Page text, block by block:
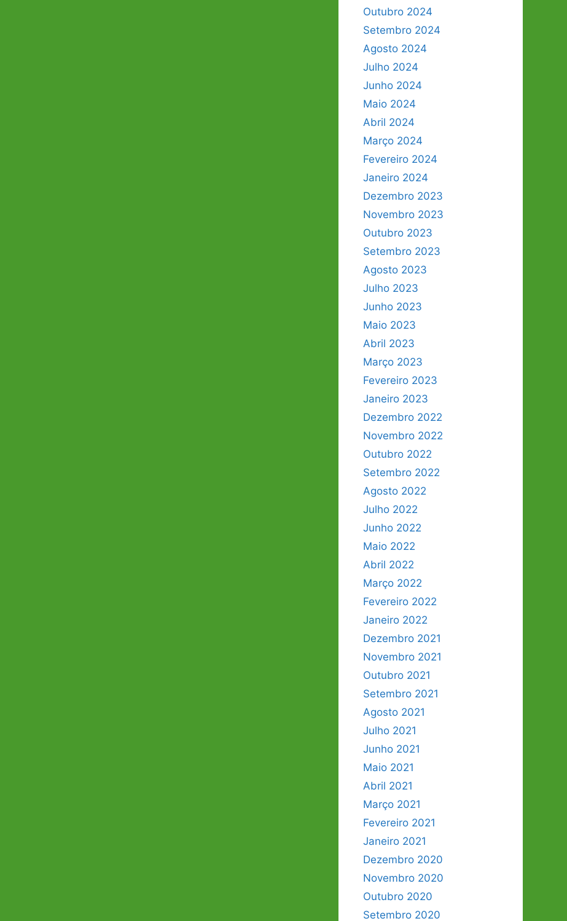
Outubro 2024
Setembro 2024
Agosto 2024
Julho 2024
Junho 2024
Maio 2024
Abril 2024
Março 2024
Fevereiro 2024
Janeiro 2024
Dezembro 2023
Novembro 2023
Outubro 2023
Setembro 2023
Agosto 2023
Julho 2023
Junho 2023
Maio 2023
Abril 2023
Março 2023
Fevereiro 2023
Janeiro 2023
Dezembro 2022
Novembro 2022
Outubro 2022
Setembro 2022
Agosto 2022
Julho 2022
Junho 2022
Maio 2022
Abril 2022
Março 2022
Fevereiro 2022
Janeiro 2022
Dezembro 2021
Novembro 2021
Outubro 2021
Setembro 2021
Agosto 2021
Julho 2021
Junho 2021
Maio 2021
Abril 2021
Março 2021
Fevereiro 2021
Janeiro 2021
Dezembro 2020
Novembro 2020
Outubro 2020
Setembro 2020